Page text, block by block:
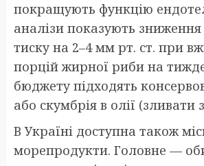
покращують функцію
аналізи показують зниження
тиску на 2–4 мм рт. ст. при
порцій жирної риби на
бюджету підходять
або скумбрія в олії (зливати
В Україні доступна також
морепродукти. Головне —